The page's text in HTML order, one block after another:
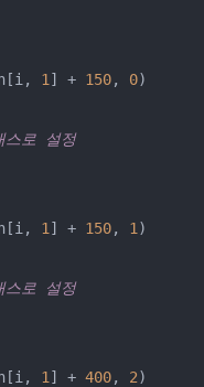
1 ] + 150, 0)
로 설정
1 ] + 150, 1 )
로 설정
1 ] + 400, 2)